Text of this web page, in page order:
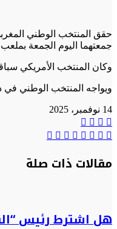
جمعتهما اليوم الجمعة بملعب رقم 7 بمنطقة أسباير في الدوحة ، بالتعادل الايجابي ( 1-1) ، برسم دور سدس عشر هذه النهائيات التي
وكان المنتخب الأمريكي سباقا للتسجيل عبر متوسط الميدان جود
ويواجه المنتخب الوطني في دور
14 نوفمبر، 2025
فيسبوكتويتر
واتساب
فيسبوكتويتر
ماسنجر
ماسنجر
واتساب
تيلقرام
مشاركة
البريد
مقالات ذات صلة
هل اشترط رئيس